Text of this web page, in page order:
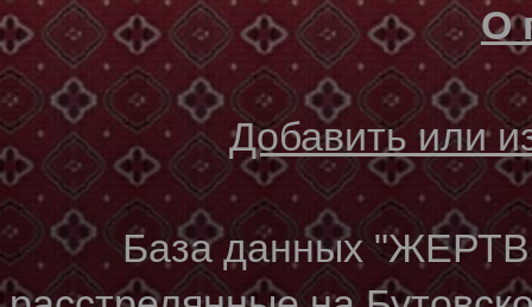
О
Добавить или
База данных